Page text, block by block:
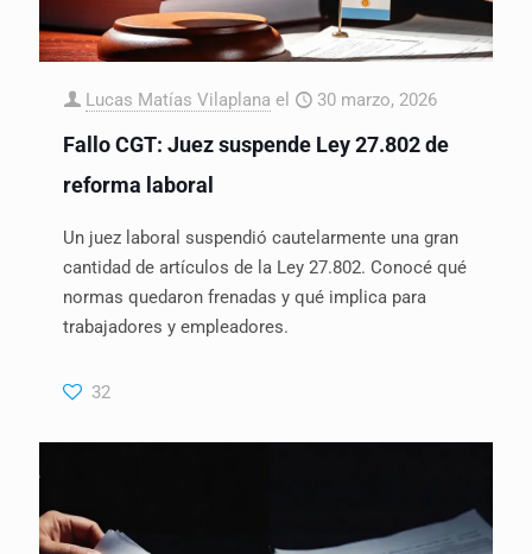
Lucas Matías Vilaplana el 30 marzo, 2026
Fallo CGT: Juez suspende Ley 27.802 de
reforma laboral
Un juez laboral suspendió cautelarmente una gran
cantidad de artículos de la Ley 27.802. Conocé qué
normas quedaron frenadas y qué implica para
trabajadores y empleadores.
32